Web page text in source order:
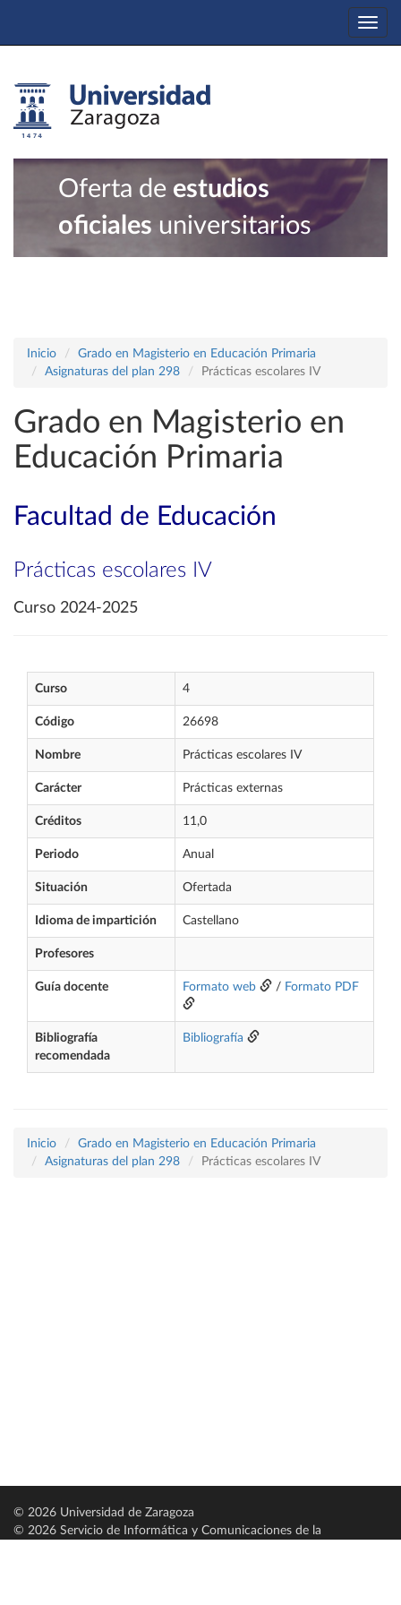
Oferta de estudios
oficiales universitarios
Inicio
Grado en Magisterio en Educación Primaria
Asignaturas del plan 298
Prácticas escolares IV
Grado en Magisterio en
Educación Primaria
Facultad de Educación
Prácticas escolares IV
Curso 2024-2025
Curso 4
Código 26698
Nombre Prácticas escolares IV
Carácter Prácticas externas
Créditos 11,0
Periodo Anual
Situación Ofertada
Idioma de impartición Castellano
Profesores
Guía docente Formato web / Formato PDF
Bibliografía
recomendada
Bibliografía
Inicio
Grado en Magisterio en Educación Primaria
Asignaturas del plan 298
Prácticas escolares IV
© 2026 Universidad de Zaragoza
© 2026 Servicio de Informática y Comunicaciones de la